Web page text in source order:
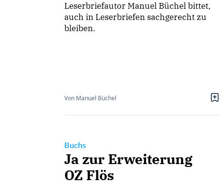
Leserbriefautor Manuel Büchel bittet,
auch in Leserbriefen sachgerecht zu
bleiben.
Von Manuel Büchel
Buchs
Ja zur Erweiterung
OZ Flös